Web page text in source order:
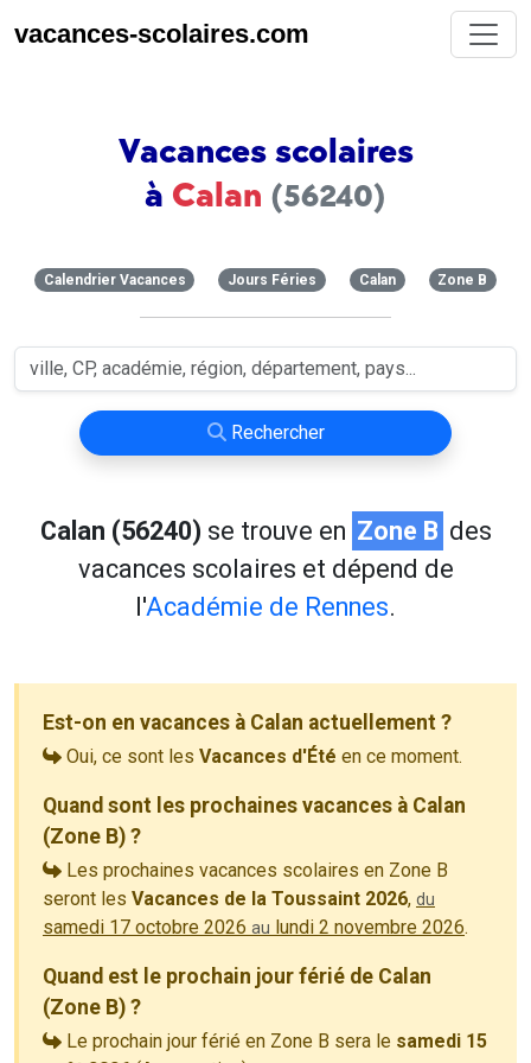
vacances-scolaires.com
Vacances scolaires
à Calan (56240)
Calendrier Vacances Jours Féries Calan Zone B
Rechercher
Calan (56240) se trouve en Zone B des
vacances scolaires et dépend de
l'Académie de Rennes.
Est-on en vacances à Calan actuellement ?
Oui, ce sont les Vacances d'Été en ce moment.
Quand sont les prochaines vacances à Calan
(Zone B) ?
Les prochaines vacances scolaires en Zone B
seront les Vacances de la Toussaint 2026, du
samedi 17 octobre 2026 au lundi 2 novembre 2026.
Quand est le prochain jour férié de Calan
(Zone B) ?
Le prochain jour férié en Zone B sera le samedi 15